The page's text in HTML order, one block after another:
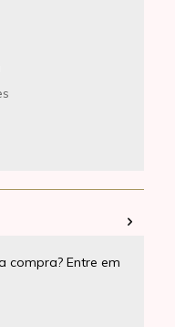
compra? Entre em